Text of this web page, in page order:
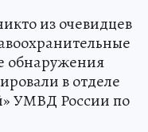
из очевидцев
обнаружения
в отделе
УМВД России по